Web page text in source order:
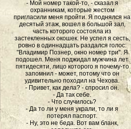
- Мой номер такой-то, - сказал я
охранникам, которые жестом
пригласили меня пройти. Я поднялся на
десятый этаж, вошел в большой зал,
часть которого состояла из
застекленных окошек. Не успел я сесть,
ровно в одиннадцать раздался голос:
"Владимир Познер, окно номер три". Я
подошел. Меня поджидал мужчина лет
пятидесяти, лицо которого я почему-то
запомнил - может, потому что он
удивительно походил на Чехова.
- Привет, как дела? - спросил он.
- Да так себе.
- Что случилось?
- Да то ли у меня украли, то ли я
потерял паспорт.
- Ну, это не беда. Вот вам бланк,